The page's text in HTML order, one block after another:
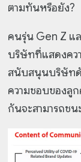
ตามทันหรือยัง?
คนรุ่น Gen Z แ
บริษัทที่แสดงคว
สนับสนุนบริษัทดั
ความชอบของลู
กันจะสามารถช